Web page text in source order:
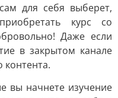
для себя выберет,
курс со
Даже если
в закрытом канале
контента.
вы начнете изучение